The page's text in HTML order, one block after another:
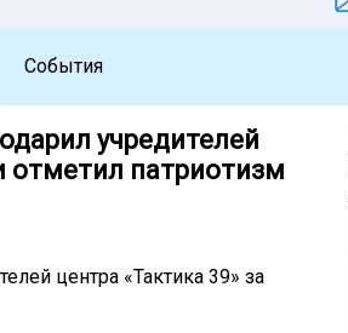
События
учредителей
отметил патриотизм
центра «Тактика 39» за